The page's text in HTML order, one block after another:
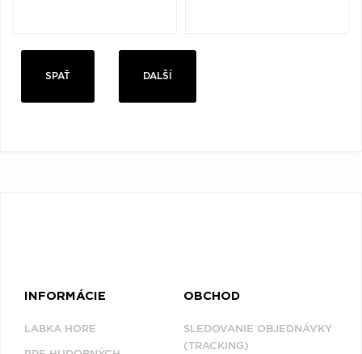
SPAŤ DALŠÍ
INFORMÁCIE
LABKA HORE
OBCHOD
SLEDOVANIE OBJEDNÁVKY
(TRACKING)